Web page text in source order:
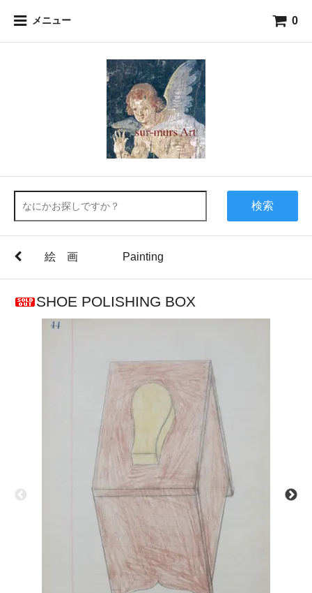
メニュー 0
検索
絵 画 Painting
SHOE POLISHING BOX